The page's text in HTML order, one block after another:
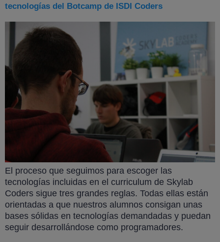
tecnologías del Botcamp de ISDI Coders
El proceso que seguimos para escoger las
tecnologías incluidas en el curriculum de Skylab
Coders sigue tres grandes reglas. Todas ellas están
orientadas a que nuestros alumnos consigan unas
bases sólidas en tecnologías demandadas y puedan
seguir desarrollándose como programadores.